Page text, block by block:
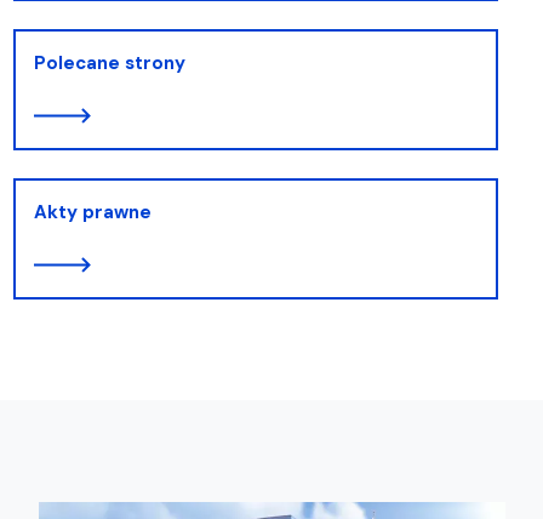
Polecane strony
Akty prawne